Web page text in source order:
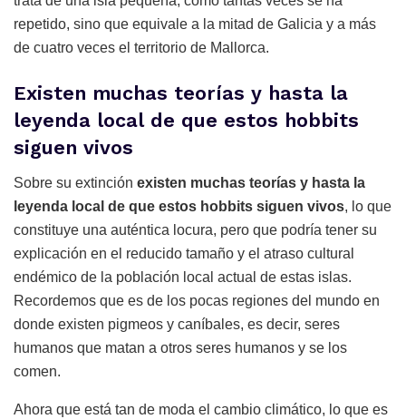
repetido, sino que equivale a la mitad de Galicia y a más
de cuatro veces el territorio de Mallorca.
Existen muchas teorías y hasta la
leyenda local de que estos hobbits
siguen vivos
Sobre su extinción existen muchas teorías y hasta la
leyenda local de que estos hobbits siguen vivos, lo que
constituye una auténtica locura, pero que podría tener su
explicación en el reducido tamaño y el atraso cultural
endémico de la población local actual de estas islas.
Recordemos que es de los pocas regiones del mundo en
donde existen pigmeos y caníbales, es decir, seres
humanos que matan a otros seres humanos y se los
comen.
Ahora que está tan de moda el cambio climático, lo que es